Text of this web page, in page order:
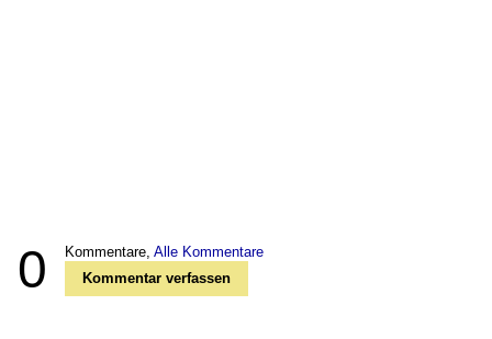
0 Kommentare, Alle Kommentare
Kommentar verfassen